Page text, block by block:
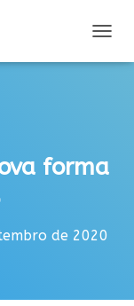
L
R
E
Ã
forma
de 2020